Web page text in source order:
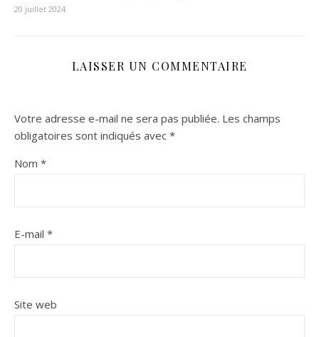
20 juillet 2024
LAISSER UN COMMENTAIRE
Votre adresse e-mail ne sera pas publiée. Les champs
obligatoires sont indiqués avec *
Nom *
E-mail *
Site web